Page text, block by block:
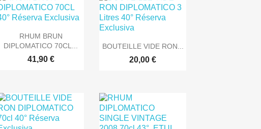
Aperçu rapide
RHUM BRUN
DIPLOMATICO 70CL...
41,90 €
 Aperçu rapide
BOUTEILLE VIDE RON...
20,00 €